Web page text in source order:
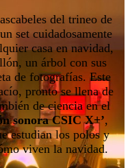
del trineo de
set cuidadosamente
casa en navidad,
un árbol con sus
de fotografías. Este
pronto se llena de
de ciencia en el
sonora CSIC X+’,
estudian los polos y
viven la navidad.